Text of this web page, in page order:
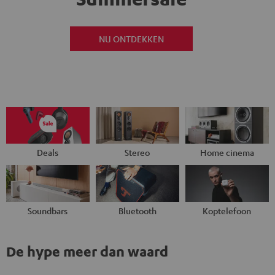
NU ONTDEKKEN
Deals Stereo Home cinema
Soundbars Bluetooth Koptelefoon
De hype meer dan waard